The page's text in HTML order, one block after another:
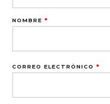
NOMBRE *
CORREO ELECTRÓNICO *